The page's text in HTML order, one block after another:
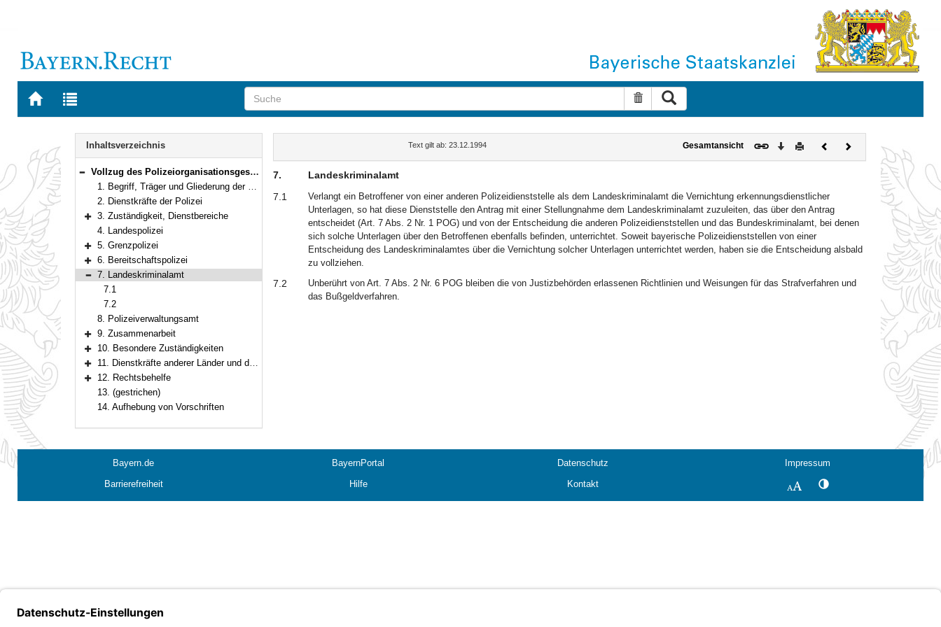
Zur
BAYERN.RECHT
Zur
letzten
Suche zurücksetzen
Navigation
Inhaltsverzeichnis
Bereich reduzieren
Vollzug des Polizeiorganisationsgesetzes
1. Begriff, Träger und Gliederung der Polizei
2. Dienstkräfte der Polizei
Bereich erweitern
3. Zuständigkeit, Dienstbereiche
4. Landespolizei
Bereich erweitern
5. Grenzpolizei
Bereich erweitern
6. Bereitschaftspolizei
Bereich reduzieren
7. Landeskriminalamt
7.1
7.2
8. Polizeiverwaltungsamt
Bereich erweitern
9. Zusammenarbeit
Bereich erweitern
10. Besondere Zuständigkeiten
Bereich erweitern
11. Dienstkräfte anderer Länder und des Bundes
Bereich erweitern
12. Rechtsbehelfe
13. (gestrichen)
14. Aufhebung von Vorschriften
Text gilt ab: 23.12.1994 Gesamtansicht Download
DruckenVorherigesNächstes
Dokument
7.
Landeskriminalamt
7.1
Verlangt ein Betroffener von einer anderen Polizeidienststelle als dem Landeskriminalamt die Vernichtung erkennungsdienstlicher
Unterlagen, so hat diese Dienststelle den Antrag mit einer Stellungnahme dem Landeskriminalamt zuzuleiten, das über den Antrag
entscheidet (Art. 7 Abs. 2 Nr. 1 POG) und von der Entscheidung die anderen Polizeidienststellen und das Bundeskriminalamt, bei denen
sich solche Unterlagen über den Betroffenen ebenfalls befinden, unterrichtet. Soweit bayerische Polizeidienststellen von einer
Entscheidung des Landeskriminalamtes über die Vernichtung solcher Unterlagen unterrichtet werden, haben sie die Entscheidung alsbald
zu vollziehen.
7.2
Unberührt von Art. 7 Abs. 2 Nr. 6 POG bleiben die von Justizbehörden erlassenen Richtlinien und Weisungen für das Strafverfahren und
das Bußgeldverfahren.
Bayern.de BayernPortal Datenschutz
Impressum
Barrierefreiheit
Hilfe Kontakt SchriftgrößeKontrastwechsel